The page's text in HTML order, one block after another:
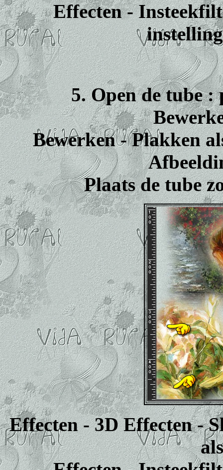
Effecten -
5. Open de tube
Bewerken - Plakken
Plaats de tube
Effecten - 3D Effecten -